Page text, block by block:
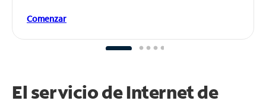
Comenzar
El servicio de Internet de